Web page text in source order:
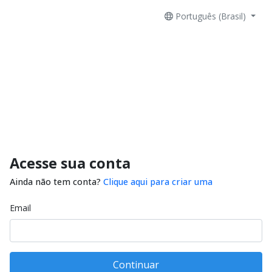
Português (Brasil)
Acesse sua conta
Ainda não tem conta? Clique aqui para criar uma
Email
Continuar